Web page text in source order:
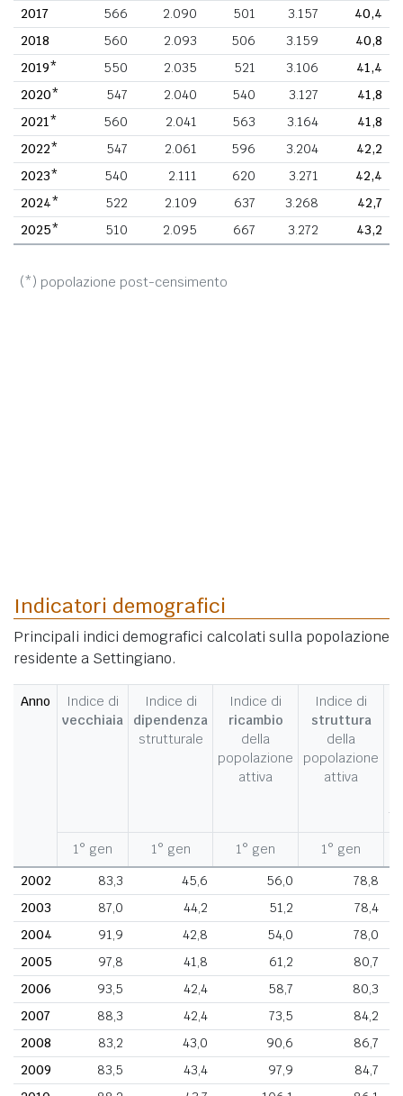
2017
566 2.090 501 3.157
40,4
2018
560 2.093 506 3.159
40,8
2019*
550 2.035 521 3.106
41,4
2020*
547 2.040 540 3.127
41,8
2021*
560 2.041 563 3.164
41,8
2022*
547 2.061 596 3.204
42,2
2023*
540 2.111 620 3.271
42,4
2024*
522 2.109 637 3.268
42,7
2025*
510 2.095 667 3.272 43,2
(*) popolazione post-censimento
Indicatori demografici
Principali indici demografici calcolati sulla popolazione
residente a Settingiano.
Anno
Indice di
vecchiaia
Indice di
dipendenza
strutturale
Indice di
ricambio
della
popolazione
attiva
Indice di
struttura
della
popolazione
attiva
1° gen 1° gen 1° gen 1° gen
2002
83,3 45,6 56,0
78,8
2003
87,0 44,2 51,2
78,4
2004
91,9 42,8 54,0
78,0
2005
97,8 41,8 61,2
80,7
2006
93,5 42,4 58,7
80,3
2007
88,3 42,4 73,5
84,2
2008
83,2 43,0 90,6
86,7
2009
83,5 43,4 97,9
84,7